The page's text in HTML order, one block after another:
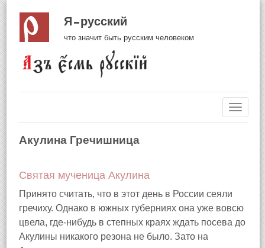
Я русский
что значит быть русским человеком
Акулина Гречишница
Святая мученица Акулина
Принято считать, что в этот день в России сеяли
гречиху. Однако в южных губерниях она уже вовсю
цвела, где-нибудь в степных краях ждать посева до
Акулины никакого резона не было. Зато на